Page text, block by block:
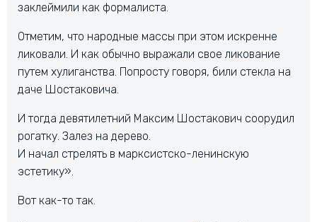
заклеймили как формалиста.
Отметим, что народные массы при этом искренне
ликовали. И как обычно выражали свое ликование
путем хулиганства. Попросту говоря, били стекла на
даче Шостаковича.
И тогда девятилетний Максим Шостакович соорудил
рогатку. Залез на дерево.
И начал стрелять в марксистско-ленинскую
эстетику».
Вот как-то так.